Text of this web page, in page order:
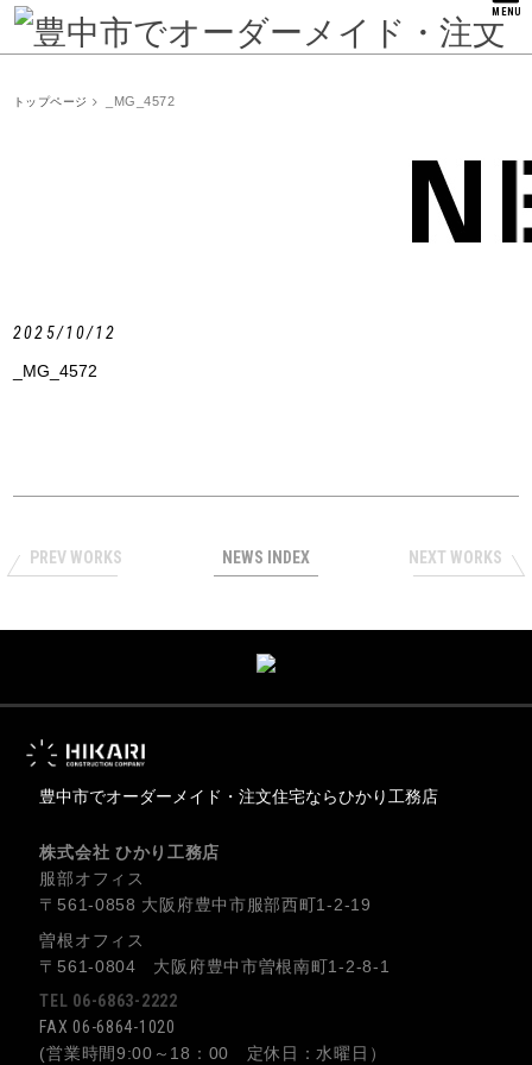
MENU
トップページ _MG_4572
2025/10/12
_MG_4572
PREV WORKS NEWS INDEX NEXT WORKS
豊中市でオーダーメイド・注文住宅ならひかり工務店
株式会社 ひかり工務店
服部オフィス
〒561-0858 大阪府豊中市服部西町1-2-19
曽根オフィス
〒561-0804 大阪府豊中市曽根南町1-2-8-1
TEL 06-6863-2222
FAX 06-6864-1020
(営業時間9:00～18：00 定休日：水曜日）